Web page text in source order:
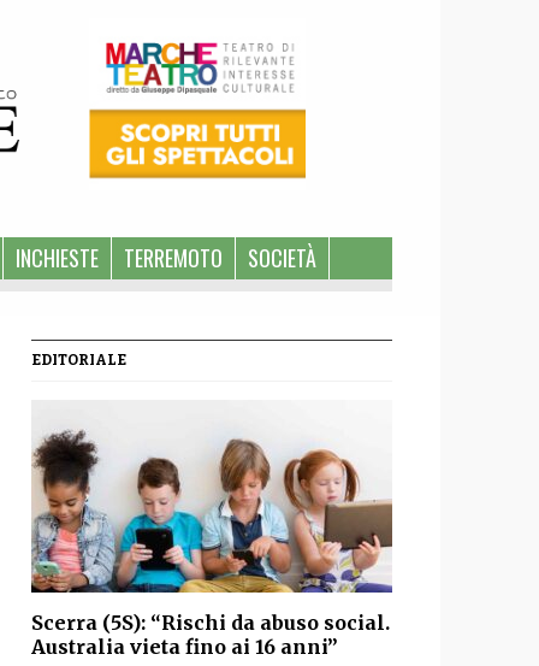
INCHIESTE TERREMOTO SOCIETÀ
EDITORIALE
Scerra (5S): “Rischi da abuso social.
Australia vieta fino ai 16 anni”